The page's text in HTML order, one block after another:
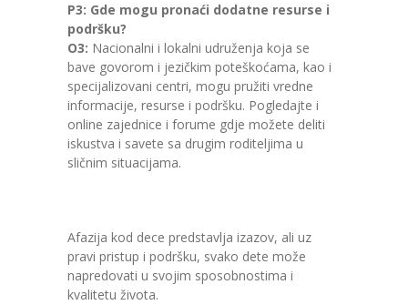
P3: Gde mogu pronaći dodatne resurse i
podršku?
O3: Nacionalni i lokalni udruženja koja se
bave govorom i jezičkim poteškoćama, kao i
specijalizovani centri, mogu pružiti vredne
informacije, resurse i podršku. Pogledajte i
online zajednice i forume gdje možete deliti
iskustva i savete sa drugim roditeljima u
sličnim situacijama.
Afazija kod dece predstavlja izazov, ali uz
pravi pristup i podršku, svako dete može
napredovati u svojim sposobnostima i
kvalitetu života.